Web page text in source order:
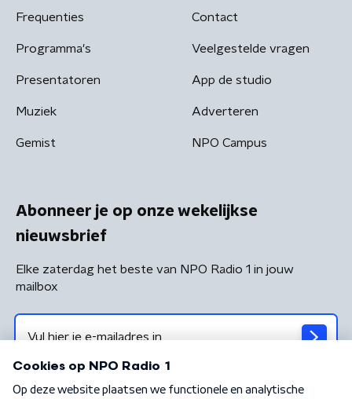
Frequenties
Programma's
Presentatoren
Muziek
Gemist
Contact
Veelgestelde vragen
App de studio
Adverteren
NPO Campus
Abonneer je op onze wekelijkse
nieuwsbrief
Elke zaterdag het beste van NPO Radio 1 in jouw
mailbox